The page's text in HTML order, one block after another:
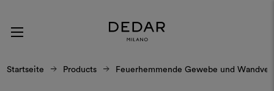
Startseite Products Feuerhemmende Gewebe und